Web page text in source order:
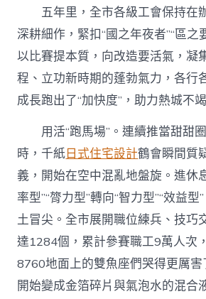
五年里，全市各級工會保持在
深耕細作，緊扣“國之年夜者”“區之
以比賽提本質，向改造要活氣，凝
程、立功新時期的蓬勃氣力，各行
成長跑出了“加快度”，助力熱城不竭
用活“跑馬場”。連續推當甜甜
時，千紙日式住宅設計鶴會瞬間質
義，開始在空中混亂地盤旋。進休
率型”“膂力型”轉向“智力型”“效益
土冒尖。全市展開職位練兵、技巧
達1284個，累計參賽職工9萬人次
8760地面上的雙魚座們哭得更厲
開始變成金箔碎片與氣泡水的混合